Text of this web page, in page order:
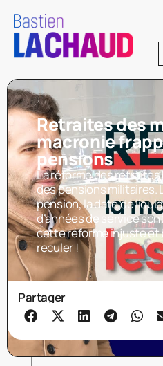
Retraites des
macronie
pensions
La réforme des
des pensions militaires.
pension, la date de
d’années de service
cette réforme injuste et
reculer !
Partager